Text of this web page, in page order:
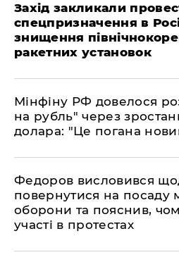
​Захід закликали
спецпризначення в
знищення
ракетних установок
​Мінфіну РФ довелося
на рубль" через
долара: "Це погана
​Федоров висловився
повернутися на посаду
оборони та пояснив,
участі в протестах